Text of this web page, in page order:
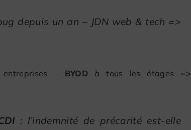
depuis un an – JDN web & tech =>
– BYOD à tous les étages =>
: l’indemnité de précarité est-elle